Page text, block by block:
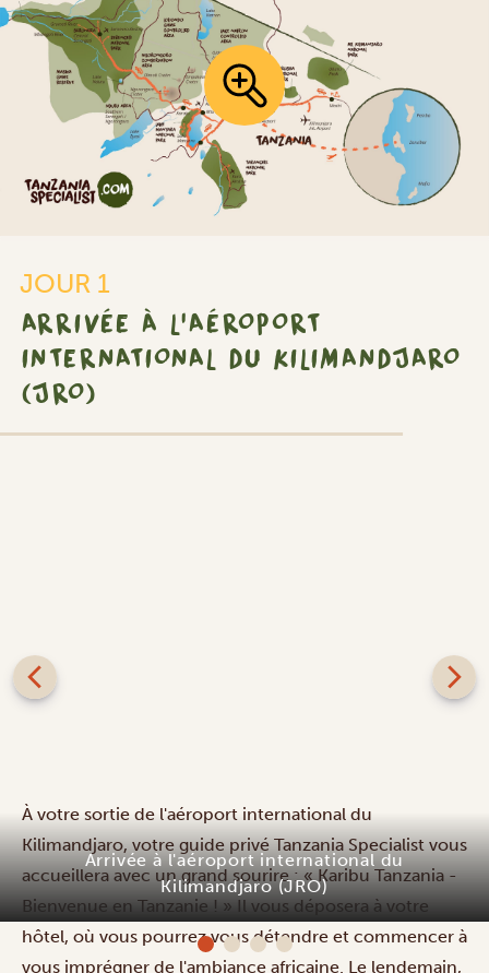
JOUR 1
ARRIVÉE À L'AÉROPORT
INTERNATIONAL DU KILIMANDJARO
(JRO)
À votre sortie de l'aéroport international du
Kilimandjaro, votre guide privé Tanzania Specialist vous
accueillera avec un grand sourire : « Karibu Tanzania -
Bienvenue en Tanzanie ! » Il vous déposera à votre
hôtel, où vous pourrez vous détendre et commencer à
vous imprégner de l'ambiance africaine. Le lendemain,